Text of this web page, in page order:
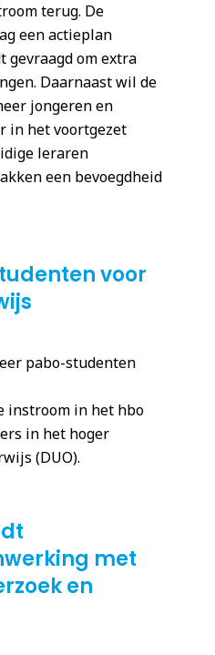
terug. De
een actieplan
gevraagd om extra
Daarnaast wil de
jongeren en
in het voortgezet
leraren
een bevoegdheid
voor
pabo-studenten
instroom in het hbo
in het hoger
(DUO).
met
en